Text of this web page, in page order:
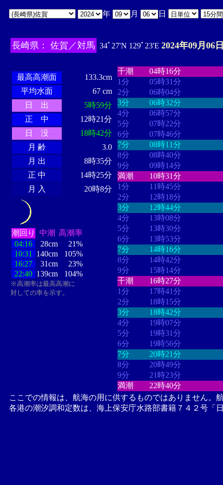
年 月 日
長崎県： 佐賀／対馬 34ﾟ27'N 129ﾟ23'E 2024年09月06
最高高潮面
133.3cm
平均水面
67 cm
日 出
5時59分
正 中
12時21分
日 没
18時42分
月 齢
3.0
月 出
8時35分
正 中
14時25分
月 入
20時8分
潮回り 中潮 高潮率
04:16
28cm
21%
10:31
140cm
105%
16:27
31cm
23%
22:40 139cm 104%
※高潮率は最高高潮に
対しての率を示す。
干潮
04時16分
1分
05時31分
2分
06時04分
3分
06時32分
4分
06時57分
5分
07時22分
6分
07時46分
7分
08時11分
8分
08時40分
9分
09時14分
満潮
10時31分
1分
11時45分
2分
12時18分
3分
12時44分
4分
13時08分
5分
13時30分
6分
13時53分
7分
14時16分
8分
14時42分
9分
15時14分
干潮
16時27分
1分
17時41分
2分
18時15分
3分
18時42分
4分
19時07分
5分
19時31分
6分
19時56分
7分
20時21分
8分
20時49分
9分
21時23分
満潮
22時40分
ここでの情報は、航海の用に供するものではありません。
各港の潮汐調和定数は、海上保安庁水路部書籍７４２号「